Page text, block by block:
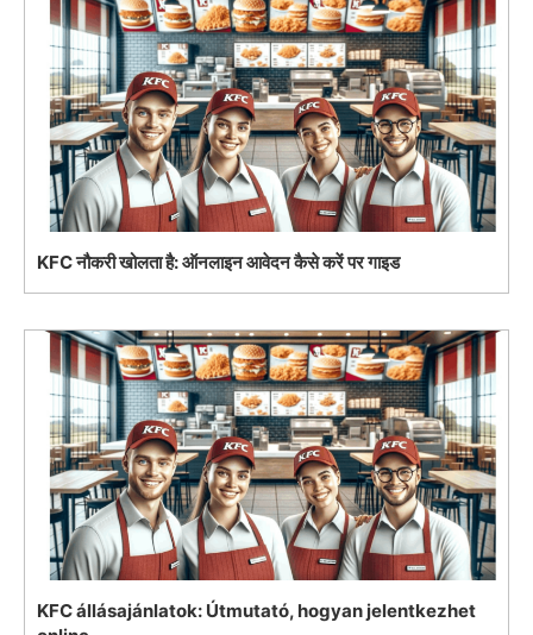
KFC नौकरी खोलता है: ऑनलाइन आवेदन कैसे करें पर गाइड
KFC állásajánlatok: Útmutató, hogyan jelentkezhet